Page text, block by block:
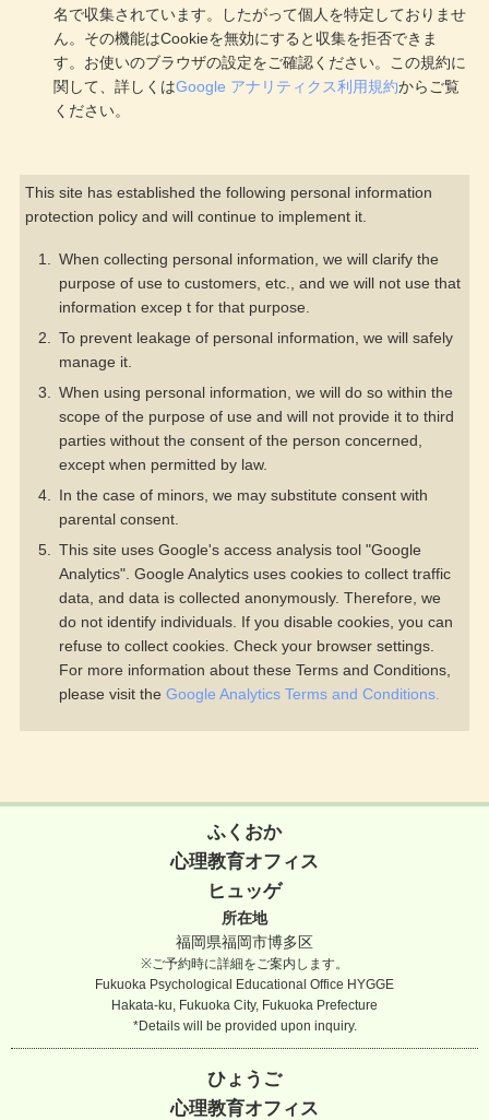
名で収集されています。したがって個人を特定しておりませ
ん。その機能はCookieを無効にすると収集を拒否できま
す。お使いのブラウザの設定をご確認ください。この規約に
関して、詳しくはGoogle アナリティクス利用規約からご覧
ください。
This site has established the following personal information
protection policy and will continue to implement it.
When collecting personal information, we will clarify the
purpose of use to customers, etc., and we will not use that
information excep t for that purpose.
To prevent leakage of personal information, we will safely
manage it.
When using personal information, we will do so within the
scope of the purpose of use and will not provide it to third
parties without the consent of the person concerned,
except when permitted by law.
In the case of minors, we may substitute consent with
parental consent.
This site uses Google's access analysis tool "Google
Analytics". Google Analytics uses cookies to collect traffic
data, and data is collected anonymously. Therefore, we
do not identify individuals. If you disable cookies, you can
refuse to collect cookies. Check your browser settings.
For more information about these Terms and Conditions,
please visit the Google Analytics Terms and Conditions.
ふくおか
心理教育オフィス
ヒュッゲ
所在地
福岡県福岡市博多区
※ご予約時に詳細をご案内します。
Fukuoka Psychological Educational Office HYGGE
Hakata-ku, Fukuoka City, Fukuoka Prefecture
*Details will be provided upon inquiry.
ひょうご
心理教育オフィス